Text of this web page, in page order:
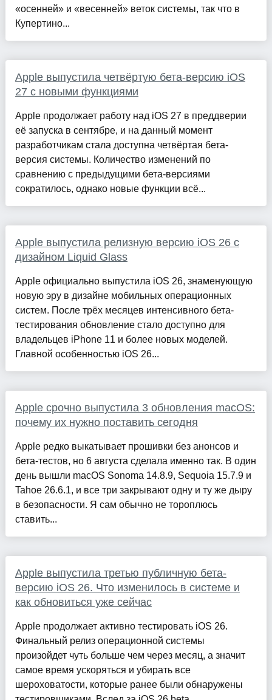
«осенней» и «весенней» веток системы, так что в
Купертино...
Apple выпустила четвёртую бета-версию iOS
27 с новыми функциями
Apple продолжает работу над iOS 27 в преддверии
её запуска в сентябре, и на данный момент
разработчикам стала доступна четвёртая бета-
версия системы. Количество изменений по
сравнению с предыдущими бета-версиями
сократилось, однако новые функции всё...
Apple выпустила релизную версию iOS 26 с
дизайном Liquid Glass
Apple официально выпустила iOS 26, знаменующую
новую эру в дизайне мобильных операционных
систем. После трёх месяцев интенсивного бета-
тестирования обновление стало доступно для
владельцев iPhone 11 и более новых моделей.
Главной особенностью iOS 26...
Apple срочно выпустила 3 обновления macOS:
почему их нужно поставить сегодня
Apple редко выкатывает прошивки без анонсов и
бета-тестов, но 6 августа сделала именно так. В один
день вышли macOS Sonoma 14.8.9, Sequoia 15.7.9 и
Tahoe 26.6.1, и все три закрывают одну и ту же дыру
в безопасности. Я сам обычно не тороплюсь
ставить...
Apple выпустила третью публичную бета-
версию iOS 26. Что изменилось в системе и
как обновиться уже сейчас
Apple продолжает активно тестировать iOS 26.
Финальный релиз операционной системы
произойдет чуть больше чем через месяц, а значит
самое время ускоряться и убирать все
шероховатости, которые ранее были обнаружены